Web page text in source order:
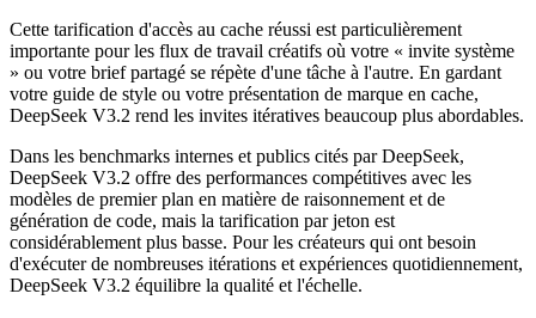
Cette tarification d'accès au cache réussi est particulièrement
importante pour les flux de travail créatifs où votre « invite système
» ou votre brief partagé se répète d'une tâche à l'autre. En gardant
votre guide de style ou votre présentation de marque en cache,
DeepSeek V3.2 rend les invites itératives beaucoup plus abordables.
Dans les benchmarks internes et publics cités par DeepSeek,
DeepSeek V3.2 offre des performances compétitives avec les
modèles de premier plan en matière de raisonnement et de
génération de code, mais la tarification par jeton est
considérablement plus basse. Pour les créateurs qui ont besoin
d'exécuter de nombreuses itérations et expériences quotidiennement,
DeepSeek V3.2 équilibre la qualité et l'échelle.